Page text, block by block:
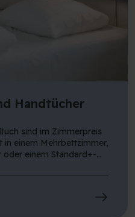
Handtücher
sind im Zimmerpreis
oder einem Standard+-
Handtuch in einem
Schränken in der